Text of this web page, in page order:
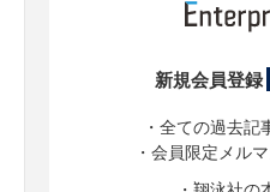
新規会員登録
・全ての過去
・会員限定メル